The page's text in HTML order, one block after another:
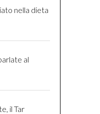
nella dieta
al
il Tar